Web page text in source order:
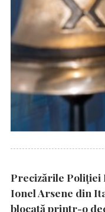
Precizările Poliţiei
Ionel Arsene din
blocată printr-o